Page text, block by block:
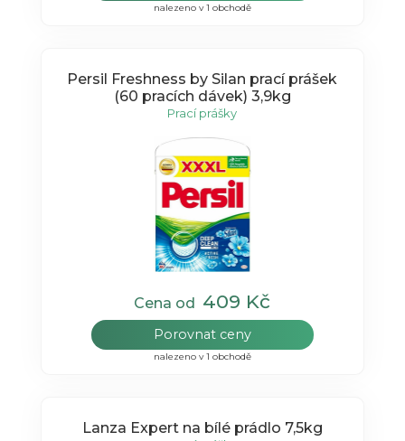
nalezeno v 1 obchodě
Persil Freshness by Silan prací prášek
(60 pracích dávek) 3,9kg
Prací prášky
Cena od 409 Kč
Porovnat ceny
nalezeno v 1 obchodě
Lanza Expert na bílé prádlo 7,5kg